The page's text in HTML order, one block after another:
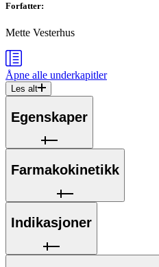
Forfatter:
Mette Vesterhus
Åpne alle underkapitler
Les alt
Egenskaper
Farmakokinetikk
Indikasjoner